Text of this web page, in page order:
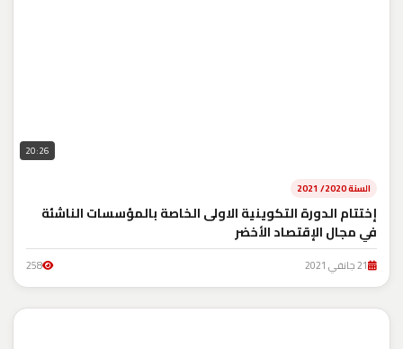
20:26
السنة 2020/ 2021
إختتام الدورة التكوينية الاولى الخاصة بالمؤسسات الناشئة
في مجال الإقتصاد الأخضر
21 جانفي 2021 258